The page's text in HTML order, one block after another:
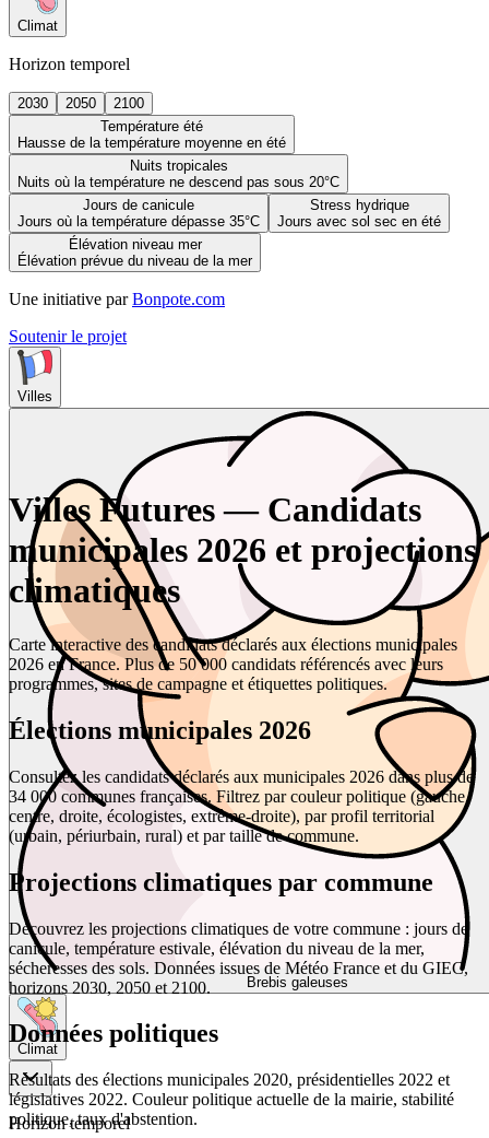
Climat
Horizon temporel
2030 2050
2100
Température été
Hausse de la température moyenne en été
Nuits tropicales
Nuits où la température ne descend pas sous 20°C
Jours de canicule
Jours où la température dépasse 35°C
Stress hydrique
Jours avec sol sec en été
Élévation niveau mer
Élévation prévue du niveau de la mer
Une initiative par Bonpote.com
Soutenir le projet
Villes
Brebis galeuses
Climat
Horizon temporel
Villes Futures — Candidats
municipales 2026 et projections
climatiques
Carte interactive des candidats déclarés aux élections municipales
2026 en France. Plus de 50 000 candidats référencés avec leurs
programmes, sites de campagne et étiquettes politiques.
Élections municipales 2026
Consultez les candidats déclarés aux municipales 2026 dans plus de
34 000 communes françaises. Filtrez par couleur politique (gauche,
centre, droite, écologistes, extrême-droite), par profil territorial
(urbain, périurbain, rural) et par taille de commune.
Projections climatiques par commune
Découvrez les projections climatiques de votre commune : jours de
canicule, température estivale, élévation du niveau de la mer,
sécheresses des sols. Données issues de Météo France et du GIEC,
horizons 2030, 2050 et 2100.
Données politiques
Résultats des élections municipales 2020, présidentielles 2022 et
législatives 2022. Couleur politique actuelle de la mairie, stabilité
politique, taux d'abstention.